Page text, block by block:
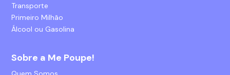
Transporte
Primeiro Milhão
Álcool ou Gasolina
Sobre a Me Poupe!